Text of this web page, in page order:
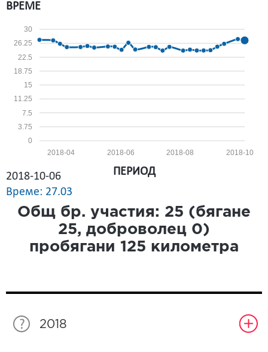
ВРЕМЕ
0
3.75
7.5
11.25
15
18.75
22.5
26.25
30
2018-10
2018-08
2018-06
2018-04
2018-10-06
Време: 27.03
ПЕРИОД
Общ бр. участия: 25 (бягане
25, доброволец 0)
пробягани 125 километра
2018